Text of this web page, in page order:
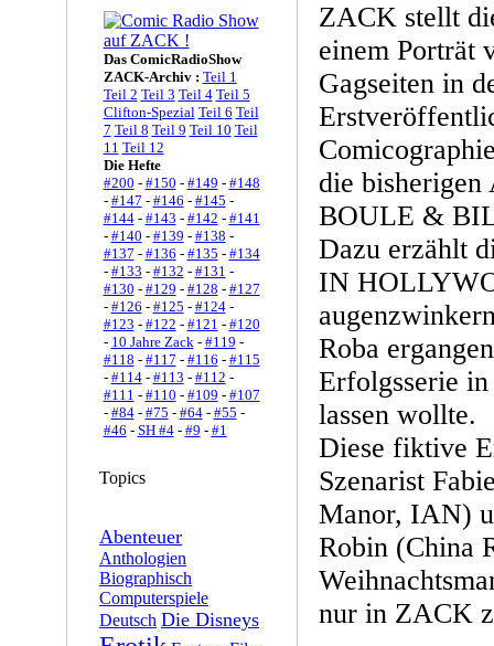
Das ComicRadioShow
ZACK-Archiv : Teil 1
Teil 2 Teil 3 Teil 4 Teil 5
Clifton-Spezial Teil 6 Teil
7 Teil 8 Teil 9 Teil 10 Teil
11 Teil 12
Die Hefte
#200 - #150 - #149 - #148
- #147 - #146 - #145 -
#144- #143 - #142 - #141
- #140 - #139 - #138 -
#137 - #136 - #135 - #134
- #133 - #132 - #131 -
#130 - #129 - #128 - #127
- #126 - #125 - #124-
#123 - #122 - #121 - #120
- 10 Jahre Zack- #119 -
#118 - #117 - #116 - #115
- #114- #113 - #112 -
#111 - #110 - #109 - #107
- #84- #75 - #64- #55 -
#46 - SH #4- #9 - #1
Topics
Abenteuer
Anthologien
Biographisch
Computerspiele
Deutsch Die Disneys
ZACK stellt
einem Porträt
Gagseiten in
die
BOULE &
Dazu erzählt
IN
Roba
Erfolgsserie
lassen wollte.
Diese fiktive
Szenarist
Manor, IAN)
Robin (China
nur in ZACK